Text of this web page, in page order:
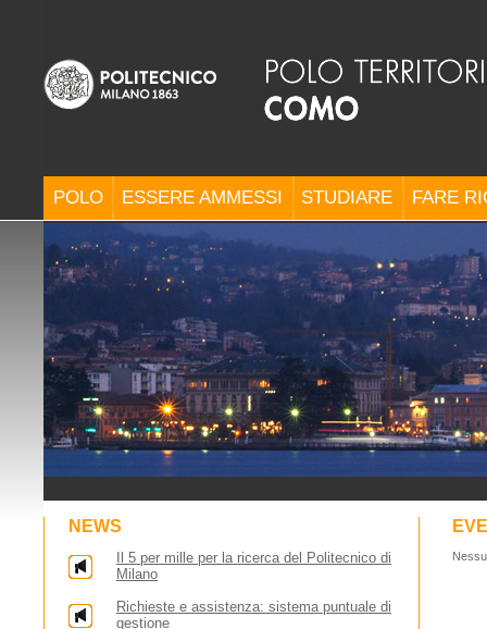
POLO ESSERE AMMESSI STUDIARE FARE
NEWS
Il 5 per mille per la ricerca del Politecnico di
Milano
Richieste e assistenza: sistema puntuale di
gestione